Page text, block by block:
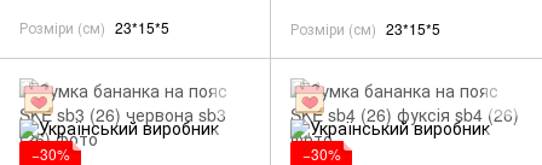
Розміри (см) 23*15*5
Розміри (см) 23*15*5
−30% −30%